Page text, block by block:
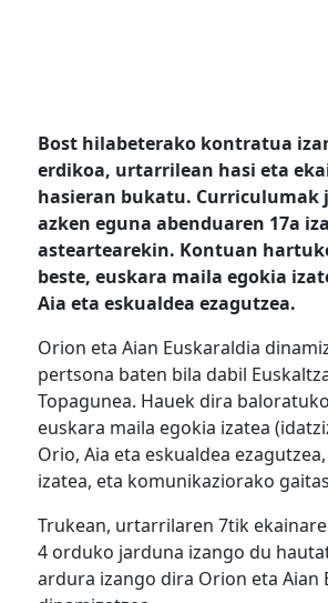
Bost hilabeterako kontratua
erdikoa, urtarrilean hasi eta
hasieran bukatu. Curriculumak
azken eguna abenduaren 17a
asteartearekin. Kontuan
beste, euskara maila egokia
Aia eta eskualdea ezagutzea.
Orion eta Aian Euskaraldia
pertsona baten bila dabil
Topagunea. Hauek dira
euskara maila egokia izatea
Orio, Aia eta eskualdea
izatea, eta komunikaziorako
Trukean, urtarrilaren 7tik
4 orduko jarduna izango du
ardura izango dira Orion eta Aian